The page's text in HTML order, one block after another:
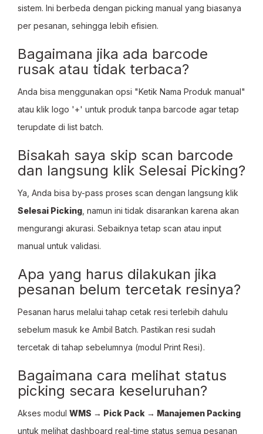
sistem. Ini berbeda dengan picking manual yang biasanya
per pesanan, sehingga lebih efisien.
Bagaimana jika ada barcode
rusak atau tidak terbaca?
Anda bisa menggunakan opsi "Ketik Nama Produk manual"
atau klik logo '+' untuk produk tanpa barcode agar tetap
terupdate di list batch.
Bisakah saya skip scan barcode
dan langsung klik Selesai Picking?
Ya, Anda bisa by-pass proses scan dengan langsung klik
Selesai Picking , namun ini tidak disarankan karena akan
mengurangi akurasi. Sebaiknya tetap scan atau input
manual untuk validasi.
Apa yang harus dilakukan jika
pesanan belum tercetak resinya?
Pesanan harus melalui tahap cetak resi terlebih dahulu
sebelum masuk ke Ambil Batch. Pastikan resi sudah
tercetak di tahap sebelumnya (modul Print Resi).
Bagaimana cara melihat status
picking secara keseluruhan?
Akses modul WMS → Pick Pack → Manajemen Packing
untuk melihat dashboard real-time status semua pesanan